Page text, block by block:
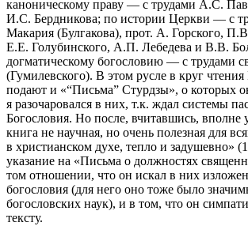
каноническому праву — с трудами А.С.
И.С. Бердникова; по истории Церкви — с
Макария (Булгакова), прот. А. Горского,
Е.Е. Голубинского, А.П. Лебедева и В.В.
догматическому богословию — с трудами
(Гумилевского). В этом русле в круг
подают и «“Письма” Стурдзы», о которых
я разочаровался в них, т.к. ждал системы
Богословия. Но после, вчитавшись, вполне
книга не научная, но очень полезная для
в христианском духе, тепло и задушевно»
указание на «Письма о должностях
том отношении, что он искал в них
богословия (для него оно тоже было
богословских наук), и в том, что он
тексту.